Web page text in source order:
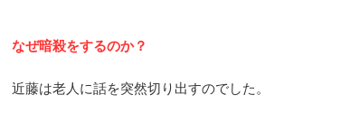
なぜ暗殺をするのか？
近藤は老人に話を突然切り出すのでした。